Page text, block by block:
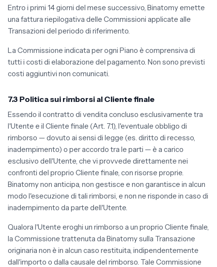
Entro i primi 14 giorni del mese successivo, Binatomy emette
una fattura riepilogativa delle Commissioni applicate alle
Transazioni del periodo di riferimento.
La Commissione indicata per ogni Piano è comprensiva di
tutti i costi di elaborazione del pagamento. Non sono previsti
costi aggiuntivi non comunicati.
7.3 Politica sui rimborsi al Cliente finale
Essendo il contratto di vendita concluso esclusivamente tra
l'Utente e il Cliente finale (Art. 7.1), l'eventuale obbligo di
rimborso — dovuto ai sensi di legge (es. diritto di recesso,
inadempimento) o per accordo tra le parti — è a carico
esclusivo dell'Utente, che vi provvede direttamente nei
confronti del proprio Cliente finale, con risorse proprie.
Binatomy non anticipa, non gestisce e non garantisce in alcun
modo l'esecuzione di tali rimborsi, e non ne risponde in caso di
inadempimento da parte dell'Utente.
Qualora l'Utente eroghi un rimborso a un proprio Cliente finale,
la Commissione trattenuta da Binatomy sulla Transazione
originaria non è in alcun caso restituita, indipendentemente
dall'importo o dalla causale del rimborso. Tale Commissione